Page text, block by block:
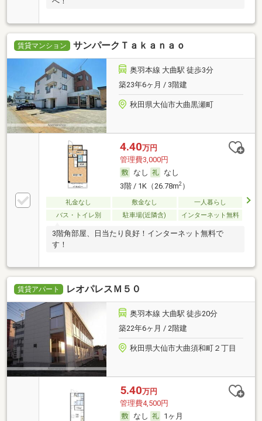
賃貸マンション サンパークＴａｋａｎａｏ
奥羽本線 大曲駅 徒歩3分
築23年6ヶ月 / 3階建
秋田県大仙市大曲黒瀬町
4.40万円
管理費3,000円
なし
なし
3階 / 1K（26.78m2）
礼金なし 敷金なし
一人暮らし
バス・トイレ別
駐車場(近隣含) インターネット無料
3階角部屋、日当たり良好！インターネット無料で
す！
賃貸アパート レオパレスＭ５０
奥羽本線 大曲駅 徒歩20分
築22年6ヶ月 / 2階建
秋田県大仙市大曲須和町２丁目
5.40万円
管理費4,500円
なし
1ヶ月